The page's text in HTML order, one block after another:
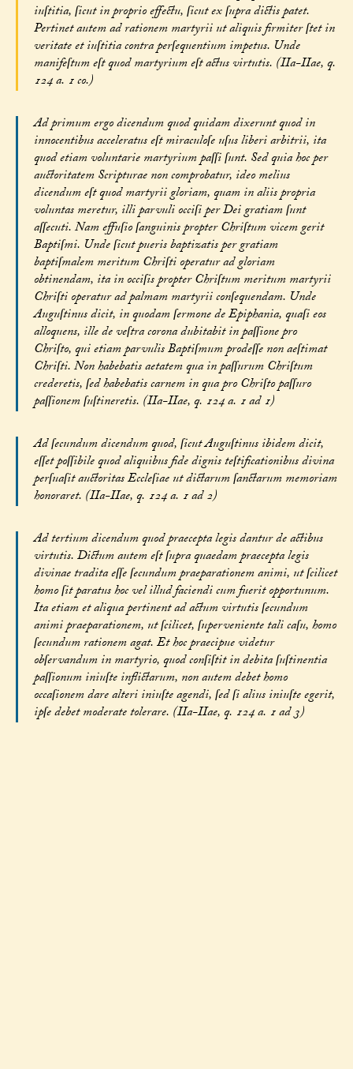
iuſtitia, ſicut in proprio effectu, ſicut ex ſupra dictis patet.
Pertinet autem ad rationem martyrii ut aliquis firmiter ſtet in
veritate et iuſtitia contra perſequentium impetus. Unde
manifeſtum eſt quod martyrium eſt actus virtutis. (IIa-IIae, q.
124 a. 1 co.)
Ad primum ergo dicendum quod quidam dixerunt quod in
innocentibus acceleratus eſt miraculoſe uſus liberi arbitrii, ita
quod etiam voluntarie martyrium paſſi ſunt. Sed quia hoc per
auctoritatem Scripturae non comprobatur, ideo melius
dicendum eſt quod martyrii gloriam, quam in aliis propria
voluntas meretur, illi parvuli occiſi per Dei gratiam ſunt
aſſecuti. Nam effuſio ſanguinis propter Chriſtum vicem gerit
Baptiſmi. Unde ſicut pueris baptizatis per gratiam
baptiſmalem meritum Chriſti operatur ad gloriam
obtinendam, ita in occiſis propter Chriſtum meritum martyrii
Chriſti operatur ad palmam martyrii conſequendam. Unde
Auguſtinus dicit, in quodam ſermone de Epiphania, quaſi eos
alloquens, ille de veſtra corona dubitabit in paſſione pro
Chriſto, qui etiam parvulis Baptiſmum prodeſſe non aeſtimat
Chriſti. Non habebatis aetatem qua in paſſurum Chriſtum
crederetis, ſed habebatis carnem in qua pro Chriſto paſſuro
paſſionem ſuſtineretis. (IIa-IIae, q. 124 a. 1 ad 1)
Ad ſecundum dicendum quod, ſicut Auguſtinus ibidem dicit,
eſſet poſſibile quod aliquibus fide dignis teſtificationibus divina
perſuaſit auctoritas Eccleſiae ut dictarum ſanctarum memoriam
honoraret. (IIa-IIae, q. 124 a. 1 ad 2)
Ad tertium dicendum quod praecepta legis dantur de actibus
virtutis. Dictum autem eſt ſupra quaedam praecepta legis
divinae tradita eſſe ſecundum praeparationem animi, ut ſcilicet
homo ſit paratus hoc vel illud faciendi cum fuerit opportunum.
Ita etiam et aliqua pertinent ad actum virtutis ſecundum
animi praeparationem, ut ſcilicet, ſuperveniente tali caſu, homo
ſecundum rationem agat. Et hoc praecipue videtur
obſervandum in martyrio, quod conſiſtit in debita ſuſtinentia
paſſionum iniuſte inflictarum, non autem debet homo
occaſionem dare alteri iniuſte agendi, ſed ſi alius iniuſte egerit,
ipſe debet moderate tolerare. (IIa-IIae, q. 124 a. 1 ad 3)